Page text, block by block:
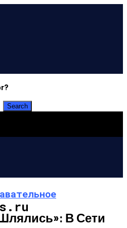
В Сети